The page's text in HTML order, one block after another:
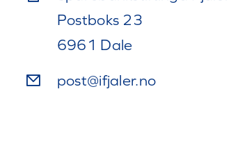
Postboks 23
6961 Dale
post@ifjaler.no